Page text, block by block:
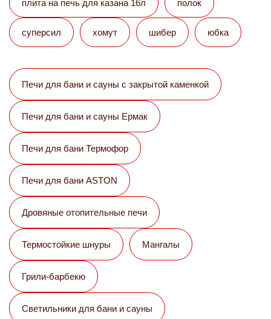
плита на печь для казана 16л полок
суперсил хомут шибер юбка
Печи для бани и сауны с закрытой каменкой
Печи для бани и сауны Eрмак
Печи для бани Термофор
Печи для бани ASTON
Дровяные отопительные печи
Термостойкие шнуры Мангалы
Грили-барбекю
Светильники для бани и сауны